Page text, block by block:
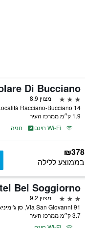
3 כוכבים
מצוין 8.9
1.9 ק״מ ממרכז העיר
Wi-Fi חינם
חניה
₪378
בממוצע ללילה
Bel Soggiorno
3 כוכבים
מצוין 9.2
Via San Giovanni 91, סן ג'ימיניאנו, טוסקנה, איטליה
3.7 ק״מ ממרכז העיר